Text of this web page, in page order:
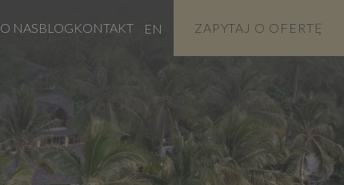
O NASBLOGKONTAKT EN ZAPYTAJ O OFERTĘ